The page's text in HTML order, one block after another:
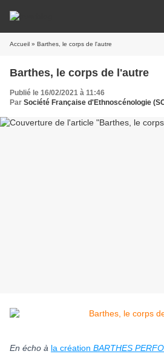
Accueil » Barthes, le corps de l'autre
Barthes, le corps de l'autre
Publié le 16/02/2021 à 11:46
Par Société Française d'Ethnoscénologie
En écho à la création BARTHES